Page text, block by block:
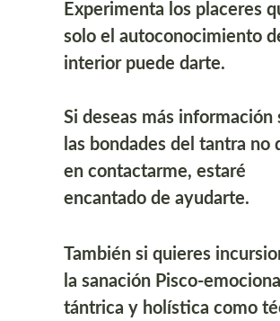
Experimenta los placeres
solo el autoconocimiento
interior puede darte.
Si deseas más información
las bondades del tantra no
en contactarme, estaré
encantado de ayudarte.
También si quieres
la sanación Pisco-
tántrica y holística como